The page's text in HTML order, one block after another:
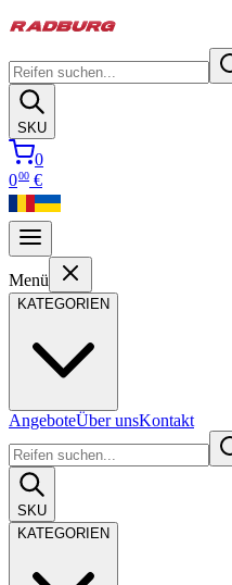
SKU
0
000 €
Menü
KATEGORIEN
AngeboteÜber unsKontakt
SKU
KATEGORIEN